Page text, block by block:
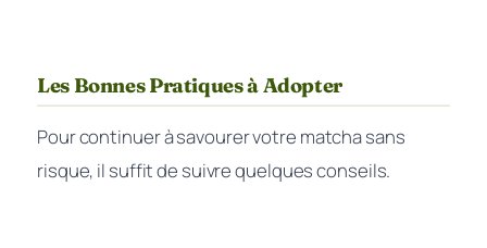
Les Bonnes Pratiques à Adopter
Pour continuer à savourer votre matcha sans
risque, il suffit de suivre quelques conseils.